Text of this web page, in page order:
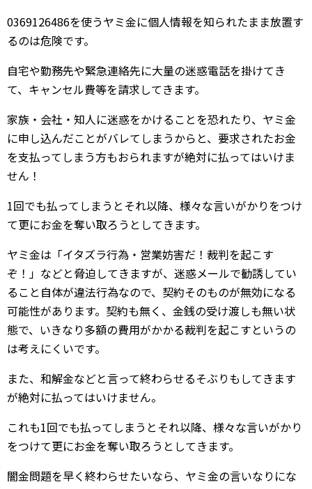
0369126486を使うヤミ金に個人情報を知られたまま放置す
るのは危険です。
自宅や勤務先や緊急連絡先に大量の迷惑電話を掛けてき
て、キャンセル費等を請求してきます。
家族・会社・知人に迷惑をかけることを恐れたり、ヤミ金
に申し込んだことがバレてしまうからと、要求されたお金
を支払ってしまう方もおられますが絶対に払ってはいけま
せん！
1回でも払ってしまうとそれ以降、様々な言いがかりをつけ
て更にお金を奪い取ろうとしてきます。
ヤミ金は「イタズラ行為・営業妨害だ！裁判を起こす
ぞ！」などと脅迫してきますが、迷惑メールで勧誘してい
ること自体が違法行為なので、契約そのものが無効になる
可能性があります。契約も無く、金銭の受け渡しも無い状
態で、いきなり多額の費用がかかる裁判を起こすというの
は考えにくいです。
また、和解金などと言って終わらせるそぶりもしてきます
が絶対に払ってはいけません。
これも1回でも払ってしまうとそれ以降、様々な言いがかり
をつけて更にお金を奪い取ろうとしてきます。
闇金問題を早く終わらせたいなら、ヤミ金の言いなりにな